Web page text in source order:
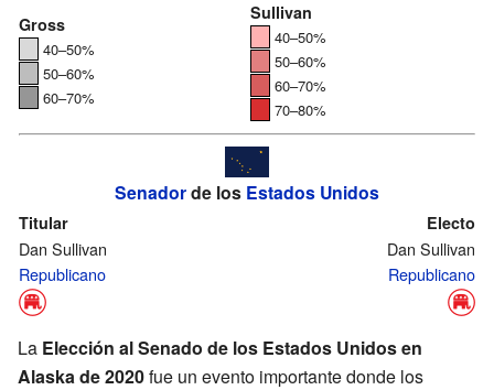
Gross
40–50%
50–60%
60–70%
Sullivan
40–50%
50–60%
60–70%
70–80%
Senadorde los Estados Unidos
Titular
Dan Sullivan
Republicano
Electo
Dan Sullivan
Republicano
La Elección al Senado de los Estados Unidos en
Alaska de 2020fue un evento importante donde los